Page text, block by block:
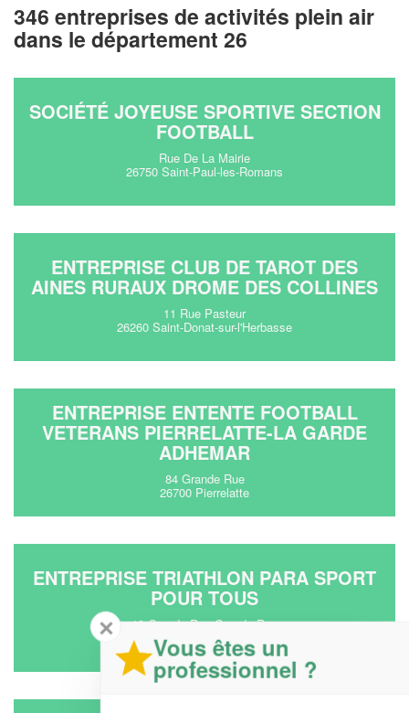
346 entreprises de activités plein air
dans le département 26
SOCIÉTÉ JOYEUSE SPORTIVE SECTION
FOOTBALL
Rue De La Mairie
26750 Saint-Paul-les-Romans
ENTREPRISE CLUB DE TAROT DES
AINES RURAUX DROME DES COLLINES
11 Rue Pasteur
26260 Saint-Donat-sur-l'Herbasse
ENTREPRISE ENTENTE FOOTBALL
VETERANS PIERRELATTE-LA GARDE
ADHEMAR
84 Grande Rue
26700 Pierrelatte
ENTREPRISE TRIATHLON PARA SPORT
POUR TOUS
13 Grande Rue Grande Rue
26130 Saint-Paul-Trois-Chateaux
✕
Vous êtes un
professionnel ?